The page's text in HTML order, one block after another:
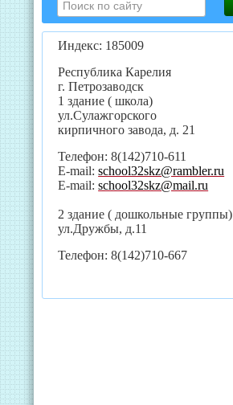
Индекс: 185009
Республика Карелия
г. Петрозаводск
1 здание ( школа)
ул.Сулажгорского
кирпичного завода, д. 21
Телефон: 8(142)710-611
E-mail:school32skz@rambler.ru
E-mail:school32skz@mail.ru
2 здание ( дошкольные группы)
ул.Дружбы, д.11
Телефон: 8(142)710-667